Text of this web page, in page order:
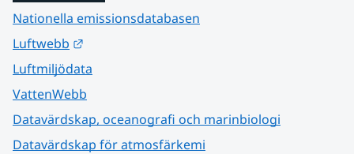
Nationella emissionsdatabasen
Luftwebb
Luftmiljödata
VattenWebb
Datavärdskap, oceanografi och marinbiologi
Datavärdskap för atmosfärkemi